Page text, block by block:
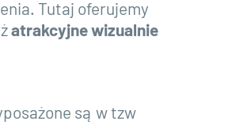
Tutaj oferujemy
atrakcyjne wizualnie
są w tzw